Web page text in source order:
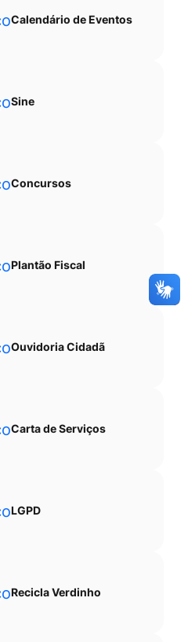
Calendário de Eventos
Sine
Concursos
Plantão Fiscal
Ouvidoria Cidadã
Carta de Serviços
LGPD
Recicla Verdinho